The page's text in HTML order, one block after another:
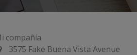
compañía
3575 Fake Buena Vista Avenue